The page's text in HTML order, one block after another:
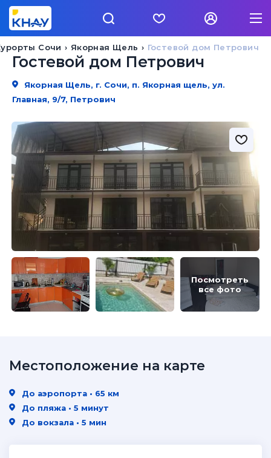
Гостевой дом Петрович
Якорная Щель
Сочи
Гостевой дом Петрович
Якорная Щель, г. Сочи, п. Якорная щель, ул.
Главная, 9/7, Петрович
Посмотреть
все фото
Местоположение на карте
До аэропорта • 65 км
До пляжа • 5 минут
До вокзала • 5 мин